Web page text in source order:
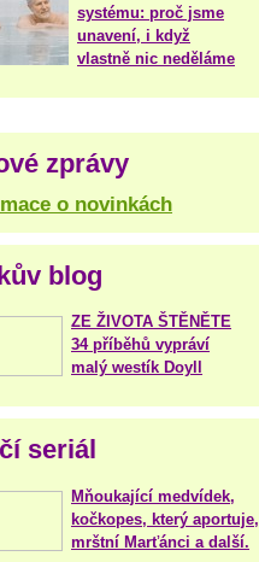
systému: proč jsme
unavení, i když
vlastně nic neděláme
zprávy
o novinkách
blog
ZE ŽIVOTA ŠTĚNĚTE
34 příběhů vypráví
malý westík Doyll
seriál
Mňoukající medvídek,
kočkopes, který aportuje,
mrštní Marťánci a další.